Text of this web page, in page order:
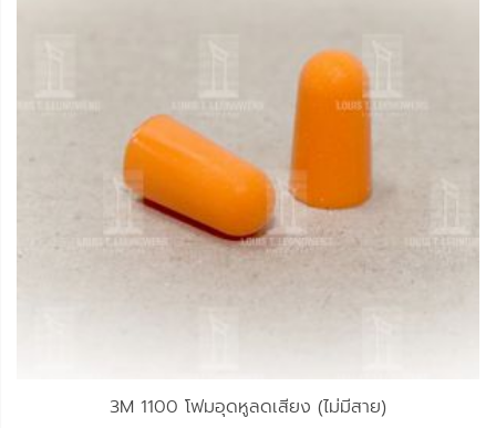
3M 1100 โฟมอุดหูลดเสียง (ไม่มีสาย)